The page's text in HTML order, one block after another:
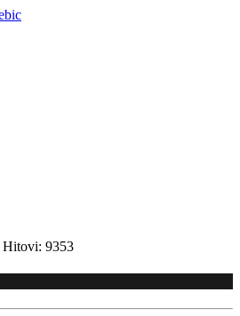
Hitovi: 9353